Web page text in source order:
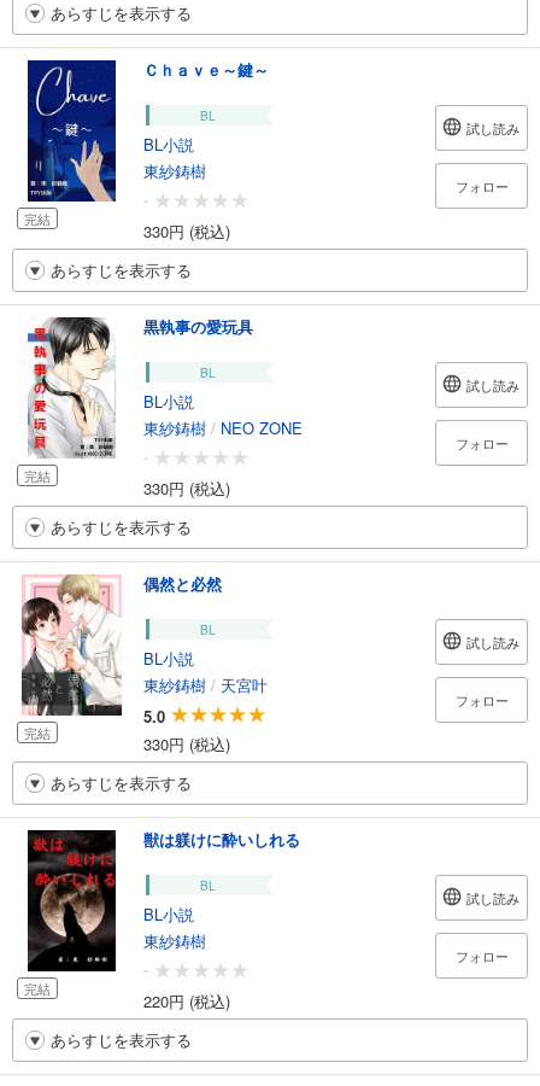
あらすじを表示する
完結
Ｃｈａｖｅ～鍵～
BL
BL小説
東紗鋳樹
-
330円 (税込)
試し読み
フォロー
あらすじを表示する
完結
黒執事の愛玩具
BL
BL小説
東紗鋳樹 / NEO ZONE
-
330円 (税込)
試し読み
フォロー
あらすじを表示する
完結
偶然と必然
BL
BL小説
東紗鋳樹 / 天宮叶
5.0
330円 (税込)
試し読み
フォロー
あらすじを表示する
完結
獣は躾けに酔いしれる
BL
BL小説
東紗鋳樹
-
220円 (税込)
試し読み
フォロー
あらすじを表示する